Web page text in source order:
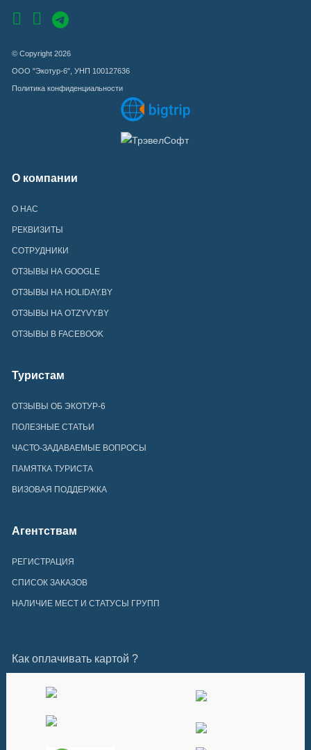
© Copyright 2026
ООО "Экотур-6", УНП 100127636
Политика конфиденциальности
О компании
О НАС
РЕКВИЗИТЫ
СОТРУДНИКИ
ОТЗЫВЫ НА GOOGLE
ОТЗЫВЫ НА HOLIDAY.BY
ОТЗЫВЫ НА OTZYVY.BY
ОТЗЫВЫ В FACEBOOK
Туристам
ОТЗЫВЫ ОБ ЭКОТУР-6
ПОЛЕЗНЫЕ СТАТЬИ
ЧАСТО-ЗАДАВАЕМЫЕ ВОПРОСЫ
ПАМЯТКА ТУРИСТА
ВИЗОВАЯ ПОДДЕРЖКА
Агентствам
РЕГИСТРАЦИЯ
СПИСОК ЗАКАЗОВ
НАЛИЧИЕ МЕСТ И СТАТУСЫ ГРУПП
Как оплачивать картой ?